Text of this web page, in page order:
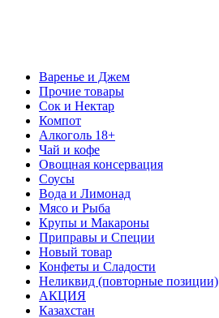
Варенье и Джем
Прочие товары
Сок и Нектар
Компот
Алкоголь 18+
Чай и кофе
Овощная консервация
Соусы
Вода и Лимонад
Мясо и Рыба
Крупы и Макароны
Приправы и Специи
Новый товар
Конфеты и Сладости
Неликвид (повторные позиции)
АКЦИЯ
Казахстан